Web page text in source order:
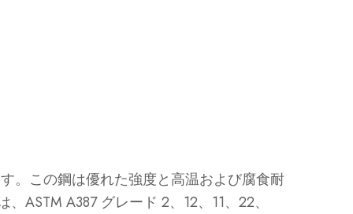
。この鋼は優れた強度と高温および腐食耐
ASTM A387 グレード 2、12、11、22、